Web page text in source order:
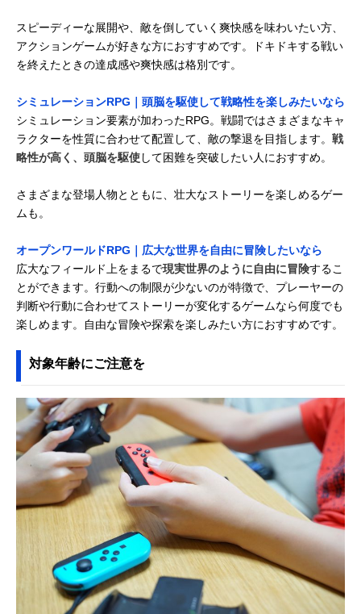
スピーディーな展開や、敵を倒していく爽快感を味わいたい方、
アクションゲームが好きな方におすすめです。ドキドキする戦い
を終えたときの達成感や爽快感は格別です。
シミュレーションRPG｜頭脳を駆使して戦略性を楽しみたいなら
シミュレーション要素が加わったRPG。戦闘ではさまざまなキャ
ラクターを性質に合わせて配置して、敵の撃退を目指します。 戦
略性が高く、頭脳を駆使して困難を突破したい人におすすめ。
さまざまな登場人物とともに、壮大なストーリーを楽しめるゲー
ムも。
オープンワールドRPG｜広大な世界を自由に冒険したいなら
広大なフィールド上をまるで現実世界のように自由に冒険するこ
とができます。行動への制限が少ないのが特徴で、プレーヤーの
判断や行動に合わせてストーリーが変化するゲームなら何度でも
楽しめます。自由な冒険や探索を楽しみたい方におすすめです。
対象年齢にご注意を